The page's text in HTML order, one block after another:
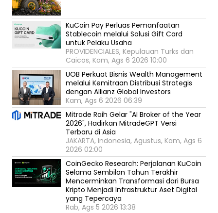
KuCoin Pay Perluas Pemanfaatan
Stablecoin melalui Solusi Gift Card
untuk Pelaku Usaha
PROVIDENCIALES, Kepulauan Turks dan
Caicos, Kam, Ags 6 2026 10:00
UOB Perkuat Bisnis Wealth Management
melalui Kemitraan Distribusi Strategis
dengan Allianz Global Investors
Kam, Ags 6 2026 06:39
Mitrade Raih Gelar "AI Broker of the Year
2026", Hadirkan MitradeGPT Versi
Terbaru di Asia
JAKARTA, Indonesia, Agustus, Kam, Ags 6
2026 02:00
CoinGecko Research: Perjalanan KuCoin
Selama Sembilan Tahun Terakhir
Mencerminkan Transformasi dari Bursa
Kripto Menjadi Infrastruktur Aset Digital
yang Tepercaya
Rab, Ags 5 2026 13:38